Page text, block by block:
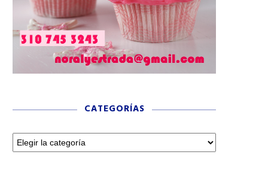
CATEGORÍAS